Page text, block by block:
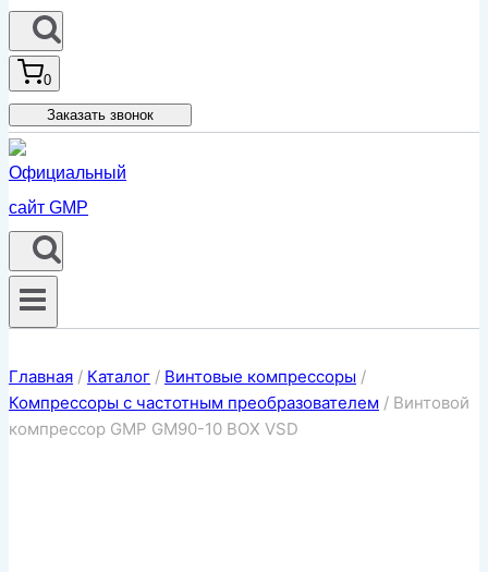
0
Заказать звонок
Главная / Каталог / Винтовые компрессоры /
Компрессоры с частотным преобразователем / Винтовой
компрессор GMP GM90-10 BOX VSD